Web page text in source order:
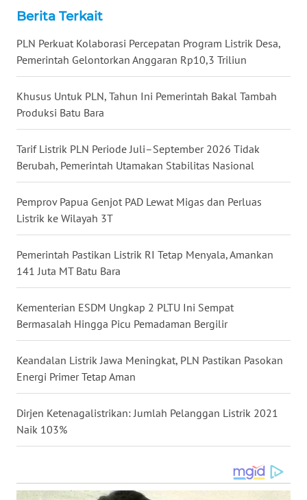
Berita Terkait
PLN Perkuat Kolaborasi Percepatan Program Listrik Desa,
Pemerintah Gelontorkan Anggaran Rp10,3 Triliun
Khusus Untuk PLN, Tahun Ini Pemerintah Bakal Tambah
Produksi Batu Bara
Tarif Listrik PLN Periode Juli–September 2026 Tidak
Berubah, Pemerintah Utamakan Stabilitas Nasional
Pemprov Papua Genjot PAD Lewat Migas dan Perluas
Listrik ke Wilayah 3T
Pemerintah Pastikan Listrik RI Tetap Menyala, Amankan
141 Juta MT Batu Bara
Kementerian ESDM Ungkap 2 PLTU Ini Sempat
Bermasalah Hingga Picu Pemadaman Bergilir
Keandalan Listrik Jawa Meningkat, PLN Pastikan Pasokan
Energi Primer Tetap Aman
Dirjen Ketenagalistrikan: Jumlah Pelanggan Listrik 2021
Naik 103%
PADANG
WN
SERIBU
WN
TANGERANG
WN
BINJAI
WN
CIREBON
WN
WN